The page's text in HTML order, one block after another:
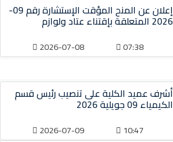
ّإعلان عن المنح المؤقت الإستشارة رقم 09-
2026 المتعلقة بإقتناء عتاد ولوازم
07:38
2026-07-08
أشرف عميد الكلية على تنصيب رئيس قسم
الكيمياء 09 جويلية 2026
10:47
2026-07-09